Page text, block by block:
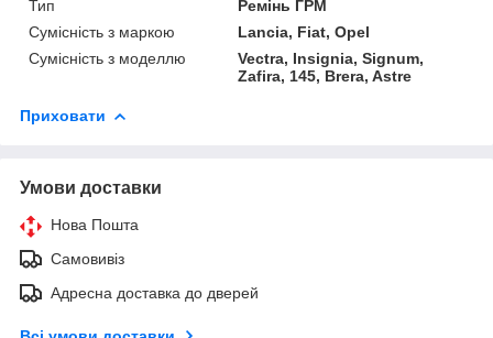
Тип
Ремінь ГРМ
Сумісність з маркою
Lancia, Fiat, Opel
Сумісність з моделлю
Vectra, Insignia, Signum,
Zafira, 145, Brera, Astre
Приховати
Умови доставки
Нова Пошта
Самовивіз
Адресна доставка до дверей